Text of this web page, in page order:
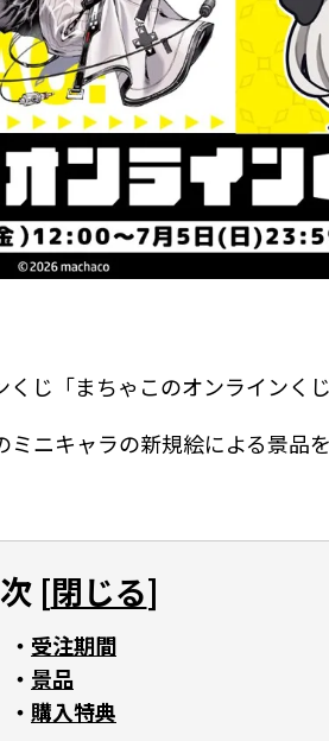
じ「まちゃこのオンラインく
ニキャラの新規絵による景品
[閉じる]
受注期間
景品
購入特典